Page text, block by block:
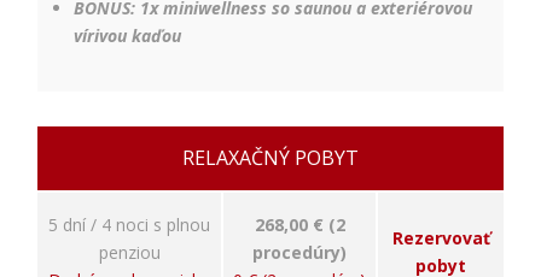
BONUS: 1x miniwellness so saunou a exteriérovou
vírivou kaďou
RELAXAČNÝ POBYT
5 dní / 4 noci s plnou
penziou
268,00 € (2
procedúry)
Rezervovať
pobyt
základ: súhlas
návštevníka